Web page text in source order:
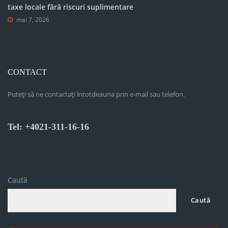
taxe locale fără riscuri suplimentare
mai 7, 2026
CONTACT
Puteți să ne contactați întotdeauna prin e-mail sau telefon.
Tel: +4021-311-16-16
Caută
Caută